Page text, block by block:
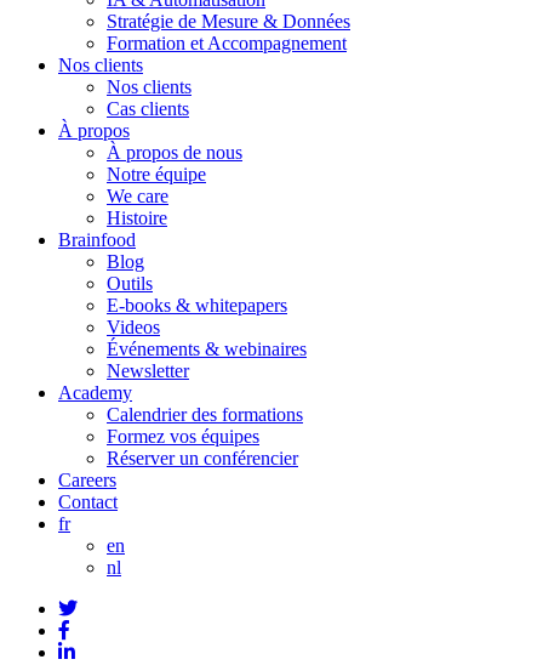
Stratégie de Mesure & Données
Formation et Accompagnement
Nos clients
Nos clients
Cas clients
À propos
À propos de nous
Notre équipe
We care
Histoire
Brainfood
Blog
Outils
E-books & whitepapers
Videos
Événements & webinaires
Newsletter
Academy
Calendrier des formations
Formez vos équipes
Réserver un conférencier
Careers
Contact
fr
en
nl